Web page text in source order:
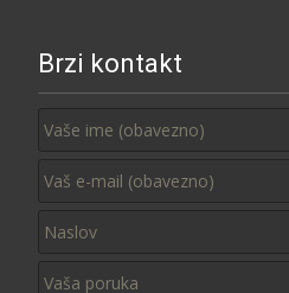
Brzi kontakt